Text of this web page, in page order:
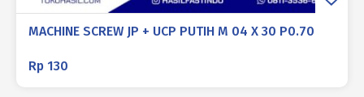
MACHINE SCREW JP + UCP PUTIH M 04 X 30 P0.70
Rp 130